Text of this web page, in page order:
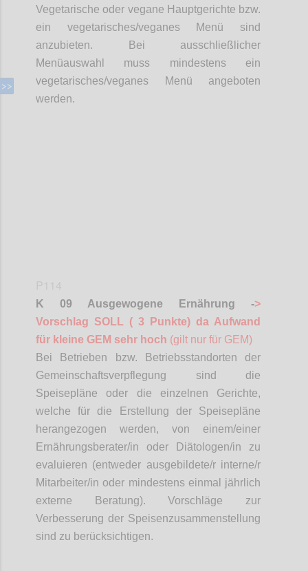
Vegetarische oder vegane Hauptgerichte bzw.
ein vegetarisches/veganes Menü sind
anzubieten. Bei ausschließlicher
Menüauswahl muss mindestens ein
vegetarisches/veganes Menü angeboten
werden.
K 09 Ausgewogene Ernährung ->
Vorschlag SOLL ( 3 Punkte) da Aufwand
für kleine GEM sehr hoch (gilt nur für GEM)
Bei Betrieben bzw. Betriebsstandorten der
Gemeinschaftsverpflegung sind die
Speisepläne oder die einzelnen Gerichte,
welche für die Erstellung der Speisepläne
herangezogen werden, von einem/einer
Ernährungsberater/in oder
Diätologen/in zu
evaluieren (entweder ausgebildete/r interne/r
Mitarbeiter/in oder mindestens einmal jährlich
externe Beratung). Vorschläge zur
Verbesserung der Speisenzusammenstellung
sind zu berücksichtigen.